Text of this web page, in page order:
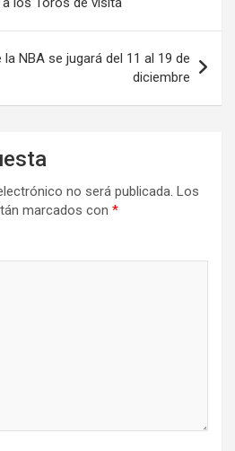
NBA se jugará del 11 al 19 de
diciembre
no será publicada. Los
marcados con *